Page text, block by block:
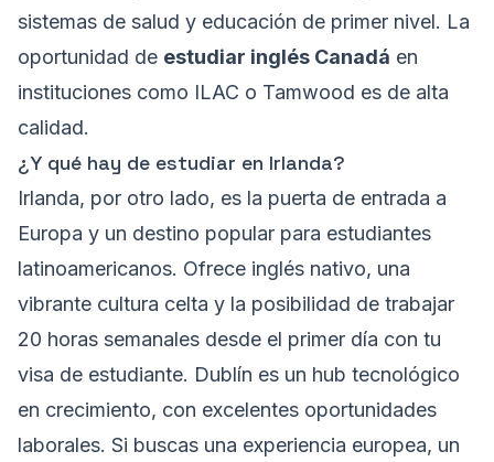
sistemas de salud y educación de primer nivel. La
oportunidad de estudiar inglés Canadá en
instituciones como ILAC o Tamwood es de alta
calidad.
¿Y qué hay de estudiar en Irlanda?
Irlanda, por otro lado, es la puerta de entrada a
Europa y un destino popular para estudiantes
latinoamericanos. Ofrece inglés nativo, una
vibrante cultura celta y la posibilidad de trabajar
20 horas semanales desde el primer día con tu
visa de estudiante. Dublín es un hub tecnológico
en crecimiento, con excelentes oportunidades
laborales. Si buscas una experiencia europea, un